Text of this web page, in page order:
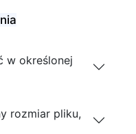
w określonej
rozmiar pliku,